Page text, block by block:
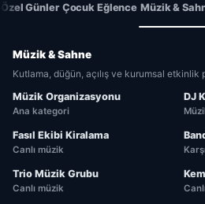
Özel Günler Çocuk Eğlence Müzik &
Müzik & Sahne
Kutlama, düğün, açılış ve kurumsal etkinlik
Müzik Organizasyonu
Ana kategori
DJ
Fasıl Ekibi Kiralama
Canlı müzik
Trio Müzik Grubu
Canlı müzik